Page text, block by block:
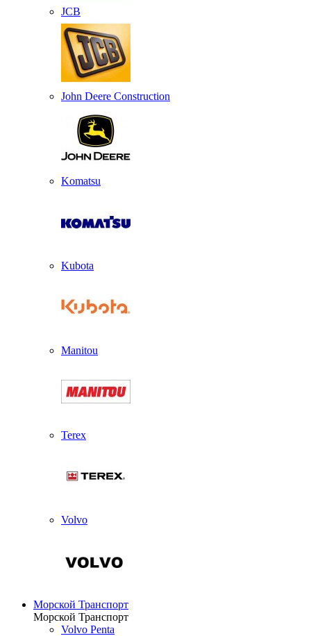
JCB
John Deere Construction
Komatsu
Kubota
Manitou
Terex
Volvo
Морской Транспорт
Морской Транспорт
Volvo Penta